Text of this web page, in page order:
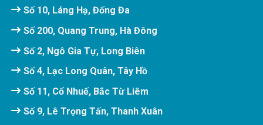
Số 10, Láng Hạ, Đống Đa
Số 200, Quang Trung, Hà Đông
Số 2, Ngô Gia Tự, Long Biên
Số 4, Lạc Long Quân, Tây Hồ
Số 11, Cổ Nhuế, Bắc Từ Liêm
Số 9, Lê Trọng Tấn, Thanh Xuân